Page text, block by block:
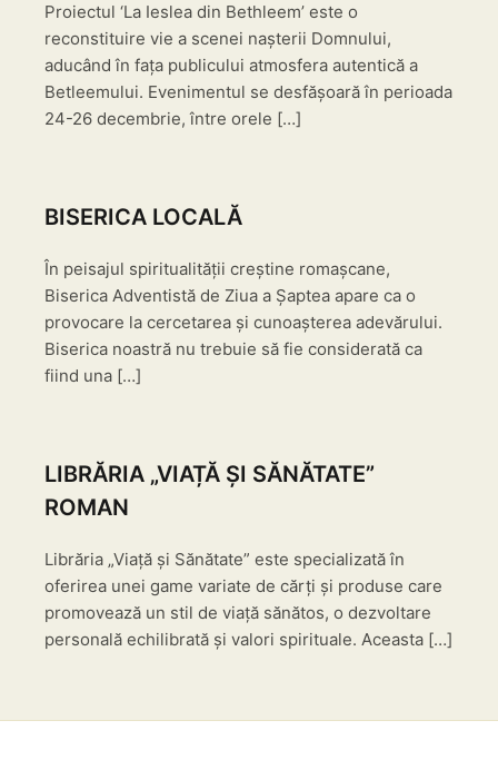
Proiectul ‘La Ieslea din Bethleem’ este o
reconstituire vie a scenei nașterii Domnului,
aducând în fața publicului atmosfera autentică a
Betleemului. Evenimentul se desfășoară în perioada
24-26 decembrie, între orele […]
BISERICA LOCALĂ
În peisajul spiritualității creștine romașcane,
Biserica Adventistă de Ziua a Șaptea apare ca o
provocare la cercetarea și cunoașterea adevărului.
Biserica noastră nu trebuie să fie considerată ca
fiind una […]
LIBRĂRIA „VIAȚĂ ȘI SĂNĂTATE”
ROMAN
Librăria „Viață și Sănătate” este specializată în
oferirea unei game variate de cărți și produse care
promovează un stil de viață sănătos, o dezvoltare
personală echilibrată și valori spirituale. Aceasta […]